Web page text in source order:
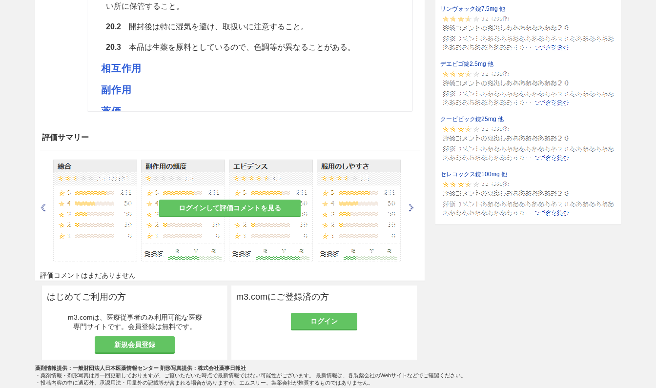
い所に保管すること。
20.2開封後は特に湿気を避け、取扱いに注意すること。
20.3本品は生薬を原料としているので、色調等が異なることがある。
相互作用
副作用
薬価
評価サマリー
ログインして評価コメントを見る
評価コメントはまだありません
はじめてご利用の方
m3.comは、医療従事者のみ利用可能な医療
専門サイトです。会員登録は無料です。
新規会員登録
m3.comにご登録済の方
ログイン
リンヴォック錠7.5mg 他
デエビゴ錠2.5mg 他
クービビック錠25mg 他
セレコックス錠100mg 他
薬剤情報提供：一般財団法人日本医薬情報センター 剤形写真提供：株式会社薬事日報社
・薬剤情報・剤形写真は月一回更新しておりますが、ご覧いただいた時点で最新情報ではない可能性がございます。 最新情報は、各製薬会社のWebサイトなどでご確認ください。
・投稿内容の中に適応外、承認用法・用量外の記載等が含まれる場合がありますが、エムスリー、製薬会社が推奨するものではありません。